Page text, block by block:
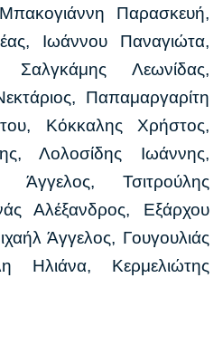
Παρασκευή,
Ιωάννου Παναγιώτα,
Λεωνίδας,
Παπαμαργαρίτη
Κόκκαλης Χρήστος,
Λολοσίδης Ιωάννης,
Άγγελος, Τσιτρούλης
Αλέξανδρος, Εξάρχου
Άγγελος, Γουγουλιάς
Ηλιάνα, Κερμελιώτης